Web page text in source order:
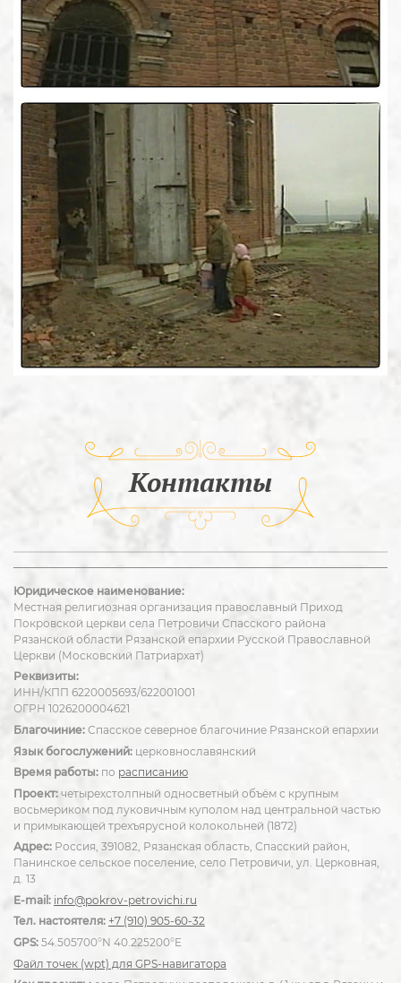
Контакты
Юридическое наименование:
Местная религиозная организация православный Приход
Покровской церкви села Петровичи Спасского района
Рязанской области Рязанской епархии Русской Православной
Церкви (Московский Патриархат)
Реквизиты:
ИНН/КПП 6220005693/622001001
ОГРН 1026200004621
Благочиние: Спасское северное благочиние Рязанской епархии
Язык богослужений: церковнославянский
Время работы: по расписанию
Проект: четырехстолпный односветный объём с крупным
восьмериком под луковичным куполом над центральной частью
и примыкающей трехъярусной колокольней (1872)
Адрес: Россия, 391082, Рязанская область, Спасский район,
Панинское сельское поселение, село Петровичи, ул. Церковная,
д. 13
E-mail: info@pokrov-petrovichi.ru
Тел. настоятеля: +7 (910) 905-60-32
GPS: 54.505700°N 40.225200°E
Файл точек (wpt) для GPS-навигатора